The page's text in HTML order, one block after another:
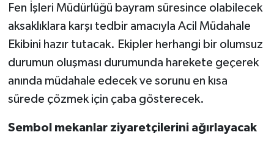
Fen İşleri Müdürlüğü bayram süresince olabilecek
aksaklıklara karşı tedbir amacıyla Acil Müdahale
Ekibini hazır tutacak. Ekipler herhangi bir olumsuz
durumun oluşması durumunda harekete geçerek
anında müdahale edecek ve sorunu en kısa
sürede çözmek için çaba gösterecek.
Sembol mekanlar ziyaretçilerini ağırlayacak